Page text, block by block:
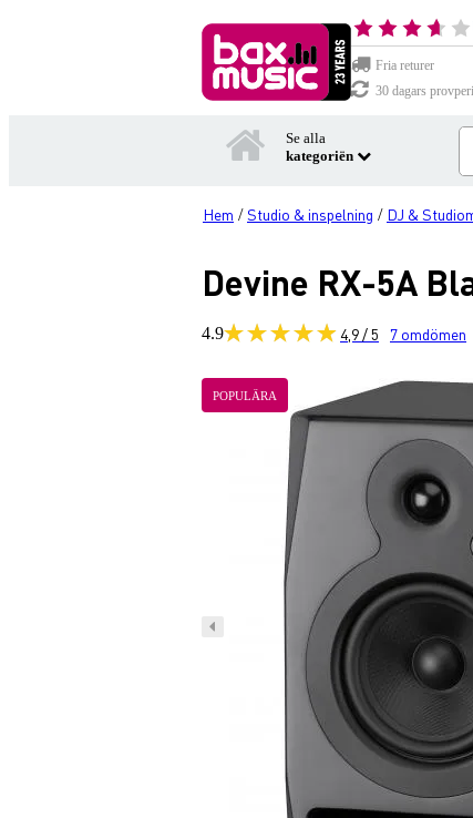
Fria returer
30 dagars
Se alla
kategoriën
Hem /Studio & inspelning / DJ &
Devine RX-5A
4.9 4,9 / 5 7 omdömen
POPULÄRA